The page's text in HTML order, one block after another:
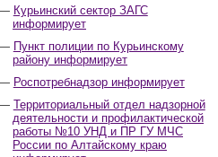
Курьинский сектор ЗАГС
информирует
Пункт полиции по Курьинскому
району информирует
Роспотребнадзор информирует
Территориальный отдел надзорной
деятельности и профилактической
работы №10 УНД и ПР ГУ МЧС
России по Алтайскому краю